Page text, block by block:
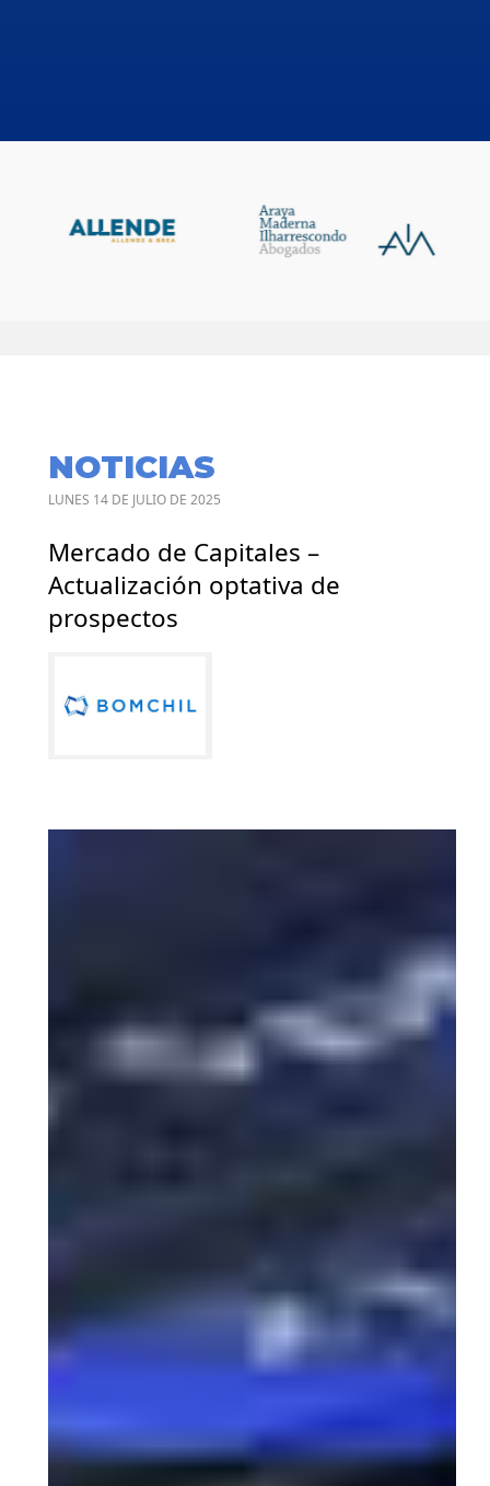
NOTICIAS
LUNES 14 DE JULIO DE 2025
Mercado de Capitales –
Actualización optativa de
prospectos